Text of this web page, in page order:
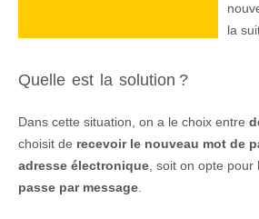
la
Quelle est la solution ?
Dans cette situation, on a le choix entre
choisit de recevoir le nouveau mot de
adresse électronique , soit on opte pour
passe par message